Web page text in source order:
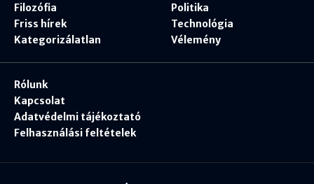
Filozófia
Friss hírek
Kategorizálatlan
Politika
Technológia
Vélemény
Rólunk
Kapcsolat
Adatvédelmi tájékoztató
Felhasználási feltételek